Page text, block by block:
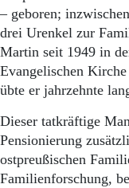
– geboren;
drei Urenkel zur
Martin seit 1949 in
Evangelischen
übte er jahrzehnte
Dieser tatkräftige
Pensionierung
ostpreußischen
Familienforschung,